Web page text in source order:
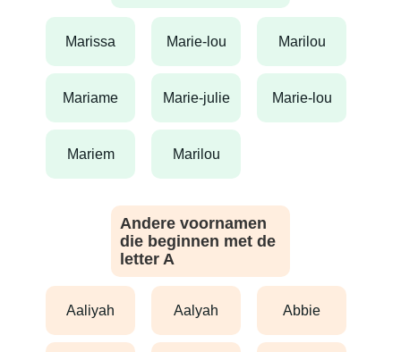
marissa marie-lou marilou
mariame marie-julie marie-lou
mariem marilou
Andere voornamen
die beginnen met de
letter A
aaliyah aalyah abbie